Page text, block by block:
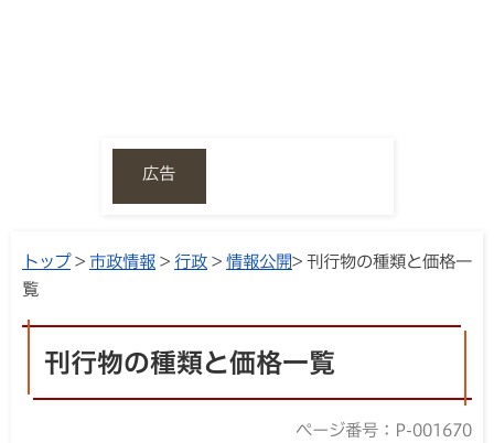
広告
トップ> 市政情報 > 行政 > 情報公開> 刊行物の種類と価格一
覧
刊行物の種類と価格一覧
ページ番号：P-001670